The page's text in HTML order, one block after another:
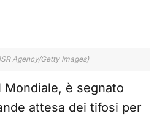
Agency/Getty Images)
Mondiale, è segnato
attesa dei tifosi per